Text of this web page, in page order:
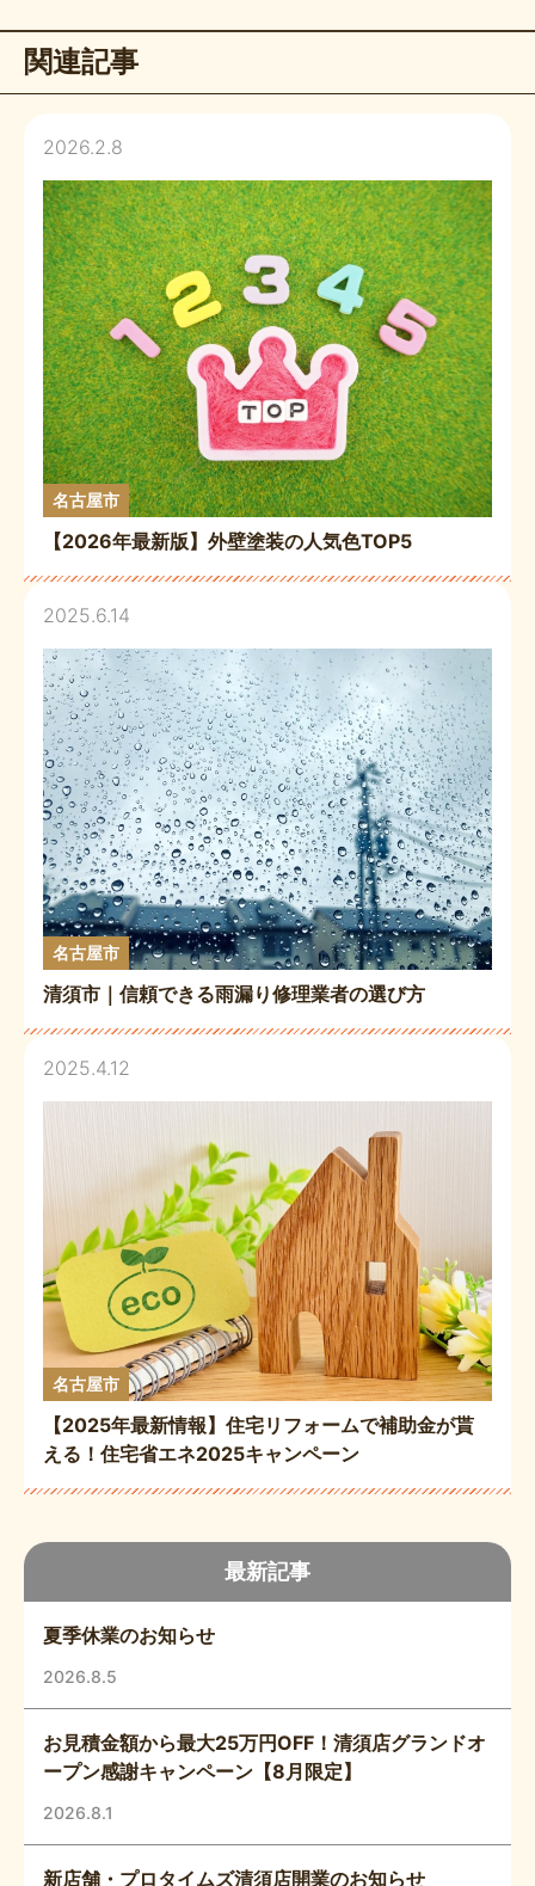
a
m
最新記事
夏季休業のお知らせ
2026.8.5
お見積金額から最大25万円OFF！清須店グランドオ
ープン感謝キャンペーン【8月限定】
2026.8.1
新店舗・プロタイムズ清須店開業のお知らせ
関連記事
2026.2.8
名古屋市
【2026年最新版】外壁塗装の人気色TOP5
2025.6.14
名古屋市
清須市｜信頼できる雨漏り修理業者の選び方
2025.4.12
名古屋市
【2025年最新情報】住宅リフォームで補助金が貰
える！住宅省エネ2025キャンペーン